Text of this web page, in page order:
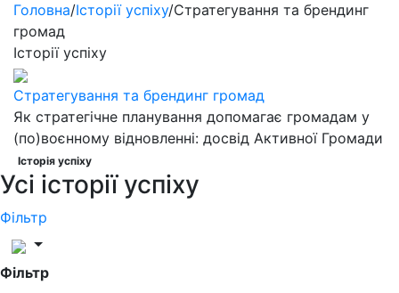
Головна/Історії успіху/Стратегування та брендинг
громад
Історії успіху
Стратегування та брендинг громад
Як стратегічне планування допомагає громадам у
(по)воєнному відновленні: досвід Активної Громади
Історія успіху
Усі історії успіху
Фільтр
Фільтр